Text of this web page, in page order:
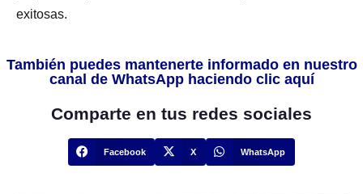
exitosas.
También puedes mantenerte informado en nuestro
canal de WhatsApp haciendo clic aquí
Comparte en tus redes sociales
Facebook X WhatsApp